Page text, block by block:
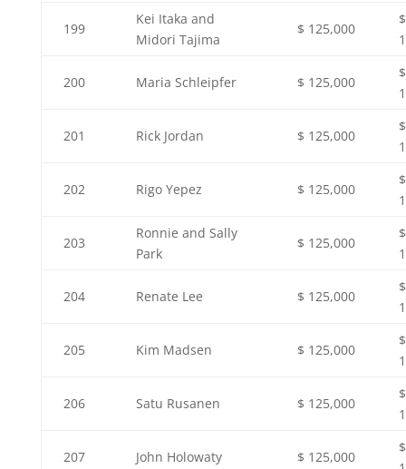
199
Kei Itaka and
Midori Tajima
$ 125,000
$
200 Maria Schleipfer $ 125,000
$
201 Rick Jordan $ 125,000
$
202 Rigo Yepez $ 125,000
$
203
Ronnie and Sally
Park
$ 125,000
$
204 Renate Lee $ 125,000
$
205 Kim Madsen $ 125,000
$
206 Satu Rusanen $ 125,000
$
207 John Holowaty $ 125,000
$